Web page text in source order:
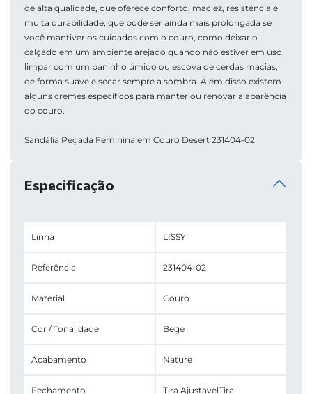
de alta qualidade, que oferece conforto, maciez, resistência e
muita durabilidade, que pode ser ainda mais prolongada se
você mantiver os cuidados com o couro, como deixar o
calçado em um ambiente arejado quando não estiver em uso,
limpar com um paninho úmido ou escova de cerdas macias,
de forma suave e secar sempre a sombra. Além disso existem
alguns cremes específicos para manter ou renovar a aparência
do couro.
Sandália Pegada Feminina em Couro Desert 231404-02
Especificação
Linha LISSY
Referência 231404-02
Material Couro
Cor / Tonalidade Bege
Acabamento Nature
Fechamento Tira AjustávelTira